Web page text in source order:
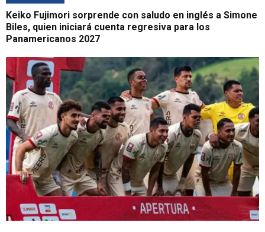
Keiko Fujimori sorprende con saludo en inglés a Simone
Biles, quien iniciará cuenta regresiva para los
Panamericanos 2027